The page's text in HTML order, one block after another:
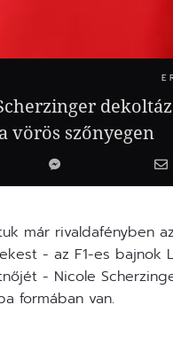
vörös szőnyegen
már rivaldafényben
- az F1-es bajnok
- Nicole
formában van.